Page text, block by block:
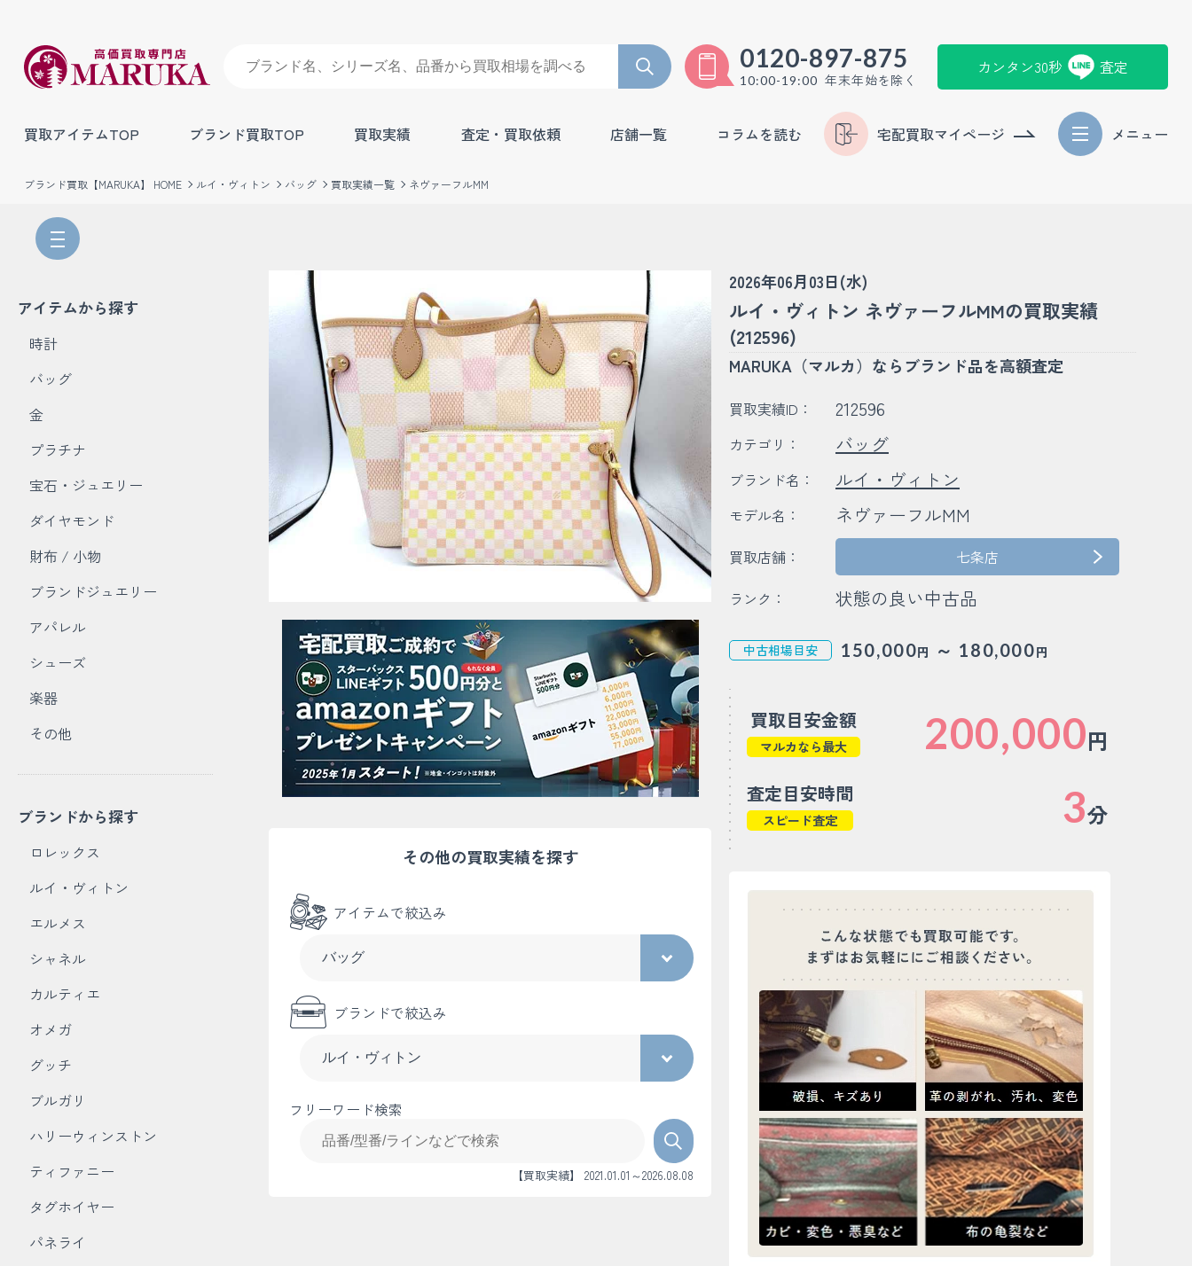
0120-897-875
10:00-19:00 年末年始を除く
カンタン30秒 査定
買取アイテムTOP ブランド買取TOP 買取実績 査定・買取依頼 店舗一覧 コラムを読む 宅配買取マイページ メニュー
ブランド買取【MARUKA】 HOME ルイ・ヴィトン バッグ 買取実績一覧 ネヴァーフルMM
アイテムから探す
時計
バッグ
金
プラチナ
宝石・ジュエリー
ダイヤモンド
財布 / 小物
ブランドジュエリー
アパレル
シューズ
楽器
その他
ブランドから探す
ロレックス
ルイ・ヴィトン
エルメス
シャネル
カルティエ
オメガ
グッチ
ブルガリ
ハリーウィンストン
ティファニー
タグホイヤー
パネライ
その他の買取実績を探す
アイテムで絞込み
ブランドで絞込み
フリーワード検索
【買取実績】 2021.01.01～2026.08.08
2026年06月03日(水)
ルイ・ヴィトン ネヴァーフルMMの買取実績
(212596)
MARUKA（マルカ）ならブランド品を高額査定
買取実績ID： 212596
カテゴリ： バッグ
ブランド名： ルイ・ヴィトン
モデル名： ネヴァーフルMM
買取店舗：
七条店
ランク：
状態の良い中古品
中古相場目安 150,000円 ～ 180,000円
買取目安金額
マルカなら最大 200,000円
査定目安時間
スピード査定 3分